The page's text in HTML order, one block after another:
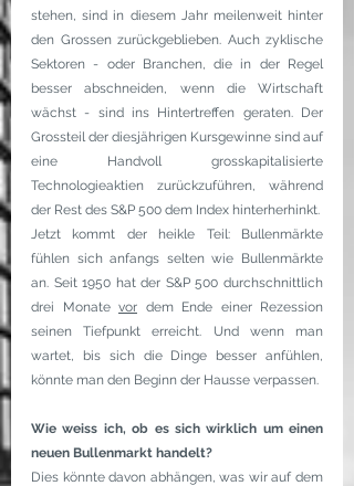
stehen, sind in diesem Jahr meilenweit hinter
den Grossen zurückgeblieben. Auch zyklische
Sektoren - oder Branchen, die in der Regel
besser abschneiden, wenn die Wirtschaft
wächst - sind ins Hintertreffen geraten. Der
Grossteil der diesjährigen Kursgewinne sind auf
eine Handvoll grosskapitalisierte
Technologieaktien zurückzuführen, während
der Rest des S&P 500 dem Index hinterherhinkt.
Jetzt kommt der heikle Teil: Bullenmärkte
fühlen sich anfangs selten wie Bullenmärkte
an. Seit 1950 hat der S&P 500 durchschnittlich
drei Monate vor dem Ende einer Rezession
seinen Tiefpunkt erreicht. Und wenn man
wartet, bis sich die Dinge besser anfühlen,
könnte man den Beginn der Hausse verpassen.
Wie weiss ich, ob es sich wirklich um einen
neuen Bullenmarkt handelt?
Dies könnte davon abhängen, was wir auf dem